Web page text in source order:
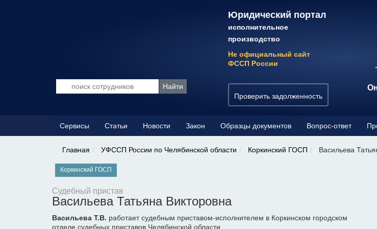
Юридический портал
исполнительное
производство
Не официальный сайт
ФССП России
Проверить задолженность
Сервисы Статьи Новости Закон Образцы документов Вопрос-ответ
Главная УФССП России по Челябинской области Коркинский ГОСП Васильева
Коркинский ГОСП
Судебный пристав
Васильева Татьяна Викторовна
Васильева Т.В. работает судебным приставом-исполнителем в Коркинском городском
отделе судебных приставов Челябинской области